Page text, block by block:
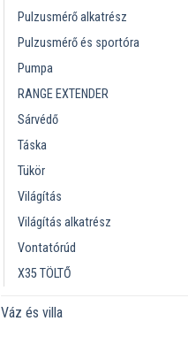
Pulzusmérő alkatrész
Pulzusmérő és sportóra
Pumpa
RANGE EXTENDER
Sárvédő
Táska
Tükör
Világítás
Világítás alkatrész
Vontatórúd
X35 TÖLTŐ
Váz és villa